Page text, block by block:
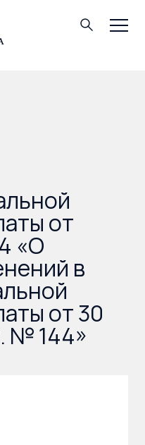
от
«О
в
от 30
№ 144»